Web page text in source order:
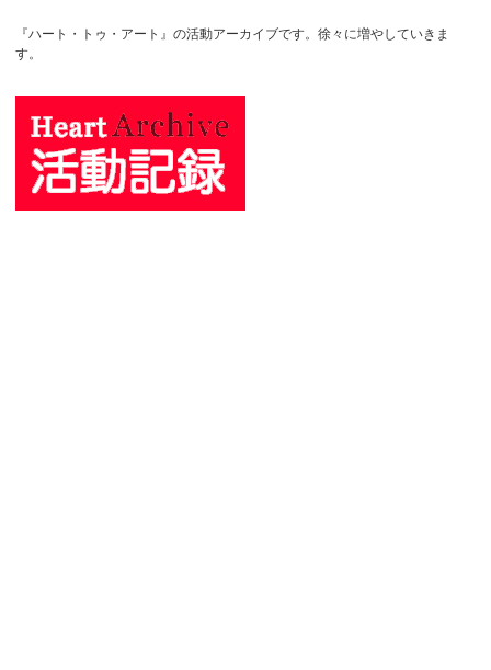
『ハート・トゥ・アート』の活動アーカイブです。徐々に増やしていきま
す。